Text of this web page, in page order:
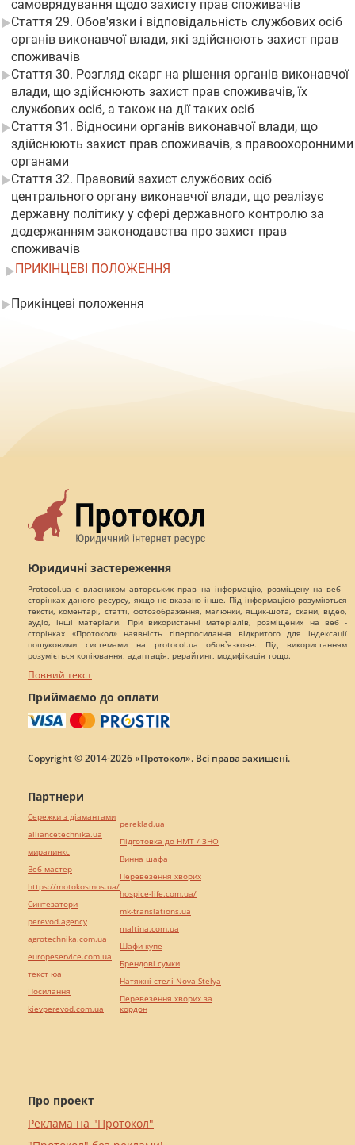
самоврядування щодо захисту прав споживачів
Стаття 29. Обов'язки і відповідальність службових осіб
органів виконавчої влади, які здійснюють захист прав
споживачів
Стаття 30. Розгляд скарг на рішення органів виконавчої
влади, що здійснюють захист прав споживачів, їх
службових осіб, а також на дії таких осіб
Стаття 31. Відносини органів виконавчої влади, що
здійснюють захист прав споживачів, з правоохоронними
органами
Стаття 32. Правовий захист службових осіб
центрального органу виконавчої влади, що реалізує
державну політику у сфері державного контролю за
додержанням законодавства про захист прав
споживачів
ПРИКІНЦЕВІ ПОЛОЖЕННЯ
Прикінцеві положення
Юридичні застереження
Protocol.ua є власником авторських прав на інформацію, розміщену на веб -
сторінках даного ресурсу, якщо не вказано інше. Під інформацією розуміються
тексти, коментарі, статті, фотозображення, малюнки, ящик-шота, скани, відео,
аудіо, інші матеріали. При використанні матеріалів, розміщених на веб -
сторінках «Протокол» наявність гіперпосилання відкритого для індексації
пошуковими системами на protocol.ua обов`язкове. Під використанням
розуміється копіювання, адаптація, рерайтинг, модифікація тощо.
Повний текст
Приймаємо до оплати
Copyright © 2014-2026 «Протокол». Всі права захищені.
Про проект
Реклама на "Протокол"
Партнери
Сережки з діамантами
alliancetechnika.ua
миралинкс
Веб мастер
https://motokosmos.ua/
Синтезатори
perevod.agency
agrotechnika.com.ua
europeservice.com.ua
текст юа
Посилання
kievperevod.com.ua
pereklad.ua
Підготовка до НМТ / ЗНО
Винна шафа
Перевезення хворих
hospice-life.com.ua/
mk-translations.ua
maltina.com.ua
Шафи купе
Брендові сумки
Натяжні стелі Nova Stelya
Перевезення хворих за
кордон